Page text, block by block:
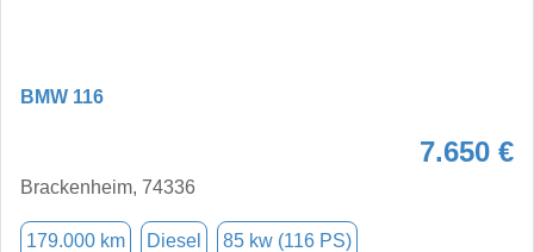
BMW 116
7.650 €
Brackenheim, 74336
179.000 km Diesel 85 kw (116 PS)